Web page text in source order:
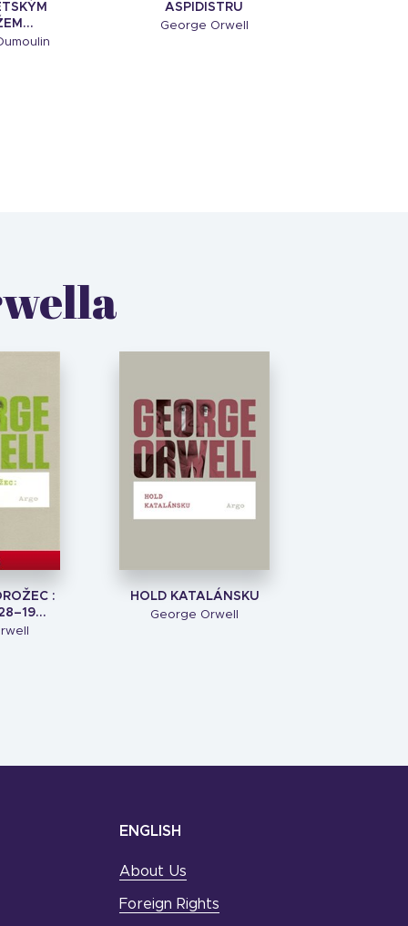
ASPIDISTRU
George Orwell
:
HOLD KATALÁNSKU
George Orwell
ENGLISH
About Us
Foreign Rights